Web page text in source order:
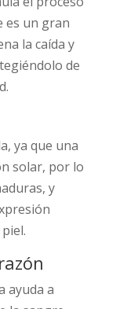
es un gran
la caída y
de
ya que una
solar, por lo
y
ayuda a